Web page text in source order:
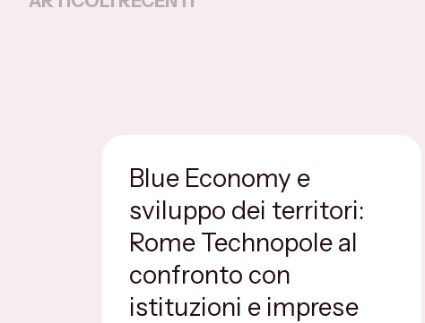
Blue Economy e
sviluppo dei territori:
Rome Technopole al
confronto con
istituzioni e imprese